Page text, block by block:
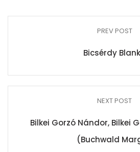
PREV POST
Bicsérdy
NEXT POST
Bilkei Gorzó Nándor, Bilkei
(Buchwald